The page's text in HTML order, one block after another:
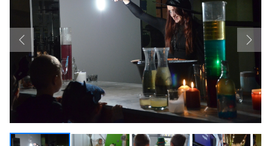
Previous Next